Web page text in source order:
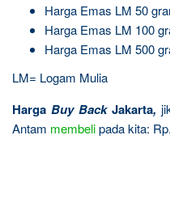
Harga Emas LM 50
Harga Emas LM 100
Harga Emas LM 500
LM= Logam Mulia
Harga Buy Back Jakarta,
Antam membelipada kita: